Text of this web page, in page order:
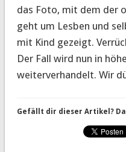
das Foto, mit dem der
geht um Lesben und
mit Kind gezeigt.
Der Fall wird nun in
weiterverhandelt. Wir
Gefällt dir dieser Artikel?